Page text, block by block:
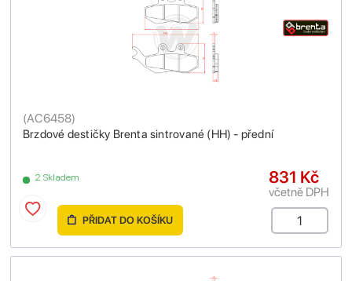
Brzdové destičky Brenta sintrované (HH) - přední
(AC6458)
2 Skladem 831 Kč
včetně DPH
PŘIDAT DO KOŠÍKU